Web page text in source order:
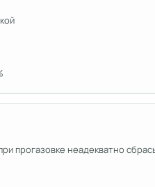
прогазовке неадекватно